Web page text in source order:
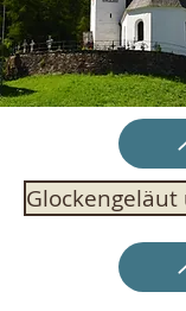
Glockengeläut